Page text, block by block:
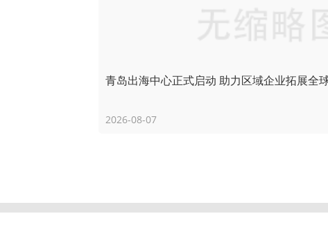
青岛出海中心正式启动 助力区域企业拓展全
2026-08-07